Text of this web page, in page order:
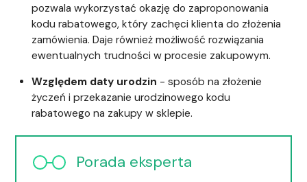
pozwala wykorzystać okazję do zaproponowania
kodu rabatowego, który zachęci klienta do złożenia
zamówienia. Daje również możliwość rozwiązania
ewentualnych trudności w procesie zakupowym.
Względem daty urodzin - sposób na złożenie
życzeń i przekazanie urodzinowego kodu
rabatowego na zakupy w sklepie.
Porada eksperta